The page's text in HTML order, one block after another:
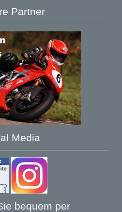
Partner
Media
bequem per